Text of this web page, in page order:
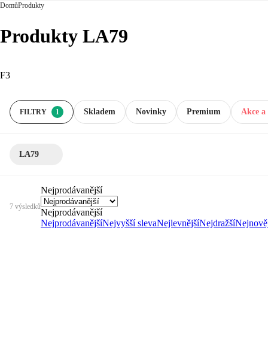
DomůProdukty
Produkty LA79
F3
FILTRY 1 Skladem Akce a
Novinky Premium
LA79
7 výsledků
Nejprodávanější
Nejprodávanější
NejprodávanějšíNejvyšší slevaNejlevnějšíNejdražší